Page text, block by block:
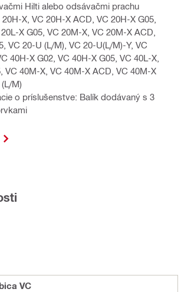
Hilti alebo odsávačmi prachu
X, VC 20H-X ACD, VC 20H-X G05,
X G05, VC 20M-X, VC 20M-X ACD,
VC 20-U (L/M), VC 20-U(L/M)-Y, VC
40H-X G02, VC 40H-X G05, VC 40L-X,
VC 40M-X, VC 40M-X ACD, VC 40M-X
M)
o príslušenstve: Balík dodávaný s 3
VC